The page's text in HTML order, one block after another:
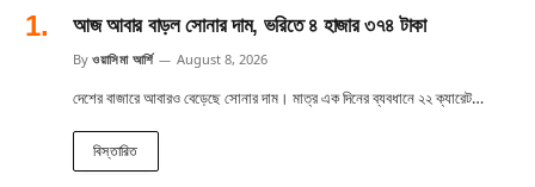
আজ আবার বাড়ল সোনার দাম, ভরিতে ৪ হাজার ৩৭৪ টাকা
By ওয়াসিমা আর্শি August 8, 2026
দেশের বাজারে আবারও বেড়েছে সোনার দাম। মাত্র এক দিনের ব্যবধানে ২২ ক্যারেট…
বিস্তারিত